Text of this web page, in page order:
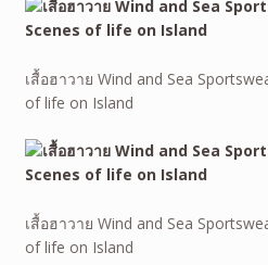
เสื้อฮาวาย Wind and Sea
of life on Island
เสื้อฮาวาย Wind and Sea
of life on Island